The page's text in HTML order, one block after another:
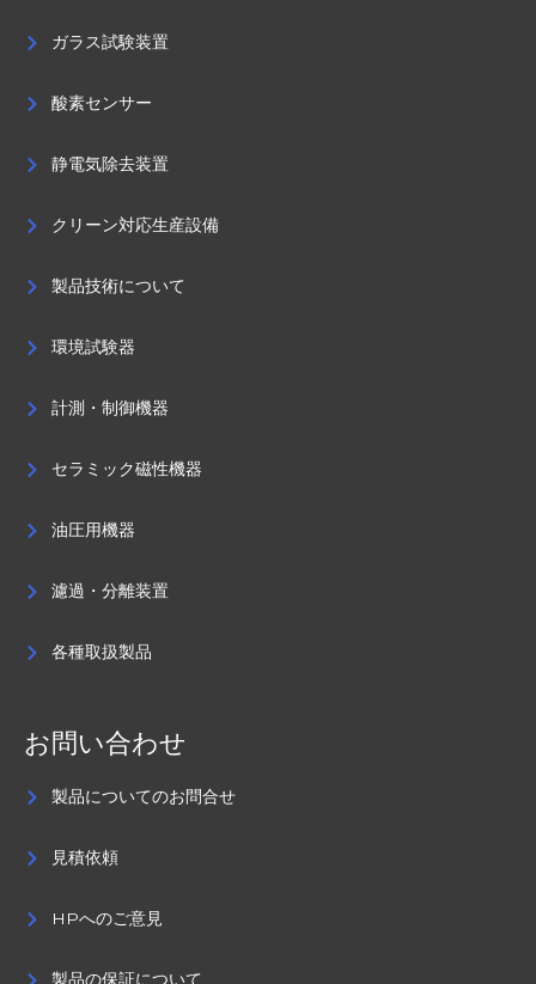
ガラス試験装置
酸素センサー
静電気除去装置
クリーン対応生産設備
製品技術について
環境試験器
計測・制御機器
セラミック磁性機器
油圧用機器
濾過・分離装置
各種取扱製品
お問い合わせ
製品についてのお問合せ
見積依頼
HPへのご意見
製品の保証について